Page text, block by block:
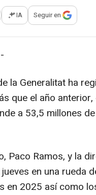
opciones para
IA Seguir en
la Generalitat ha
que el año anterior,
a 53,5 millones
Paco Ramos, y la
en una rueda
en 2025 así como